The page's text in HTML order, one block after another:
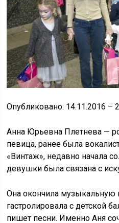
Опубликовано: 14.11.2016 –
Анна Юрьевна Плетнева —
певица, ранее была
«Винтаж», недавно начала
девушки была связана с
Она окончила музыкальную
гастролировала с детской
пишет песни. Именно Аня